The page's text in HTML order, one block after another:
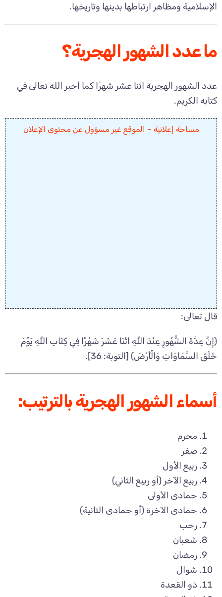
الإسلامية ومظاهر ارتباطها بدينها وتاريخها.
ما عدد الشهور الهجرية؟
عدد الشهور الهجرية اثنا عشر شهرًا كما أخبر الله تعالى في
كتابه الكريم.
مساحة إعلانية – الموقع غير مسؤول عن محتوى الإعلان
قال تعالى:
﴿إِنَّ عِدَّةَ الشُّهُورِ عِنْدَ اللَّهِ اثْنَا عَشَرَ شَهْرًا فِي كِتَابِ اللَّهِ يَوْمَ
خَلَقَ السَّمَاوَاتِ وَالْأَرْضَ﴾ [التوبة: 36].
أسماء الشهور الهجرية بالترتيب:
محرم
صفر
ربيع الأول
ربيع الآخر (أو ربيع الثاني)
جمادى الأولى
جمادى الآخرة (أو جمادى الثانية)
رجب
شعبان
رمضان
شوال
ذو القعدة